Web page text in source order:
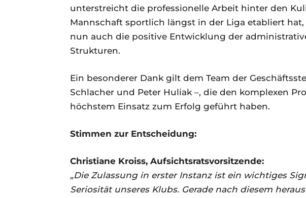
unterstreicht die professionelle Arbeit hinter den
Mannschaft sportlich längst in der Liga etabliert hat,
nun auch die positive Entwicklung der
Strukturen.
Ein besonderer Dank gilt dem Team der
Schlacher und Peter Huliak –, die den komplexen
höchstem Einsatz zum Erfolg geführt haben.
Stimmen zur Entscheidung:
Christiane Kroiss, Aufsichtsratsvorsitzende:
„Die Zulassung in erster Instanz ist ein wichtiges
Seriosität unseres Klubs. Gerade nach diesem